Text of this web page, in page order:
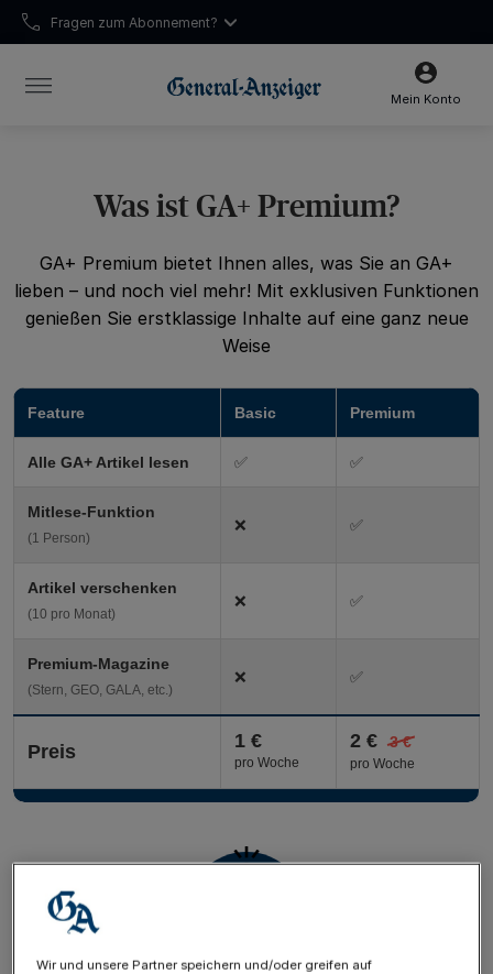
0228 66 88 222
Fragen zum Abonnement?
Mein Konto
Was ist GA+ Premium?
GA+ Premium bietet Ihnen alles, was Sie an GA+
lieben – und noch viel mehr! Mit exklusiven Funktionen
genießen Sie erstklassige Inhalte auf eine ganz neue
Weise
Wir und unsere Partner speichern und/oder greifen auf